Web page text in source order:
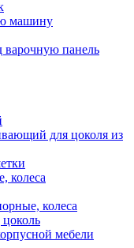
машину
панель
для цоколя из
колеса
колеса
мебели